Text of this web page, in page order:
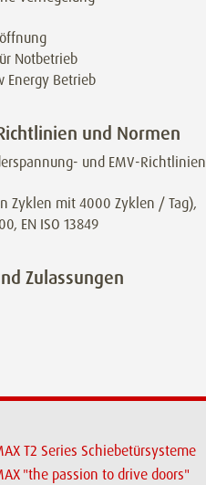
Notbetrieb
Energy Betrieb
und Normen
und EMV-Richtlinien
Zyklen mit 4000 Zyklen / Tag),
EN ISO 13849
Zulassungen
T2 Series Schiebetürsysteme
"the passion to drive doors"